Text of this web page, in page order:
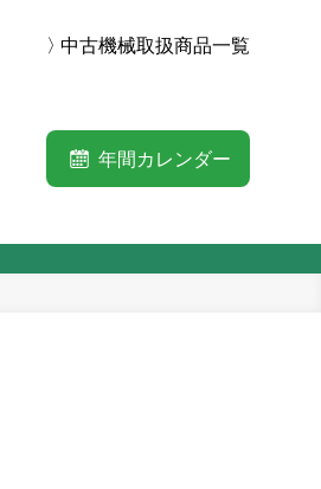
中古機械取扱商品一覧
年間カレンダー